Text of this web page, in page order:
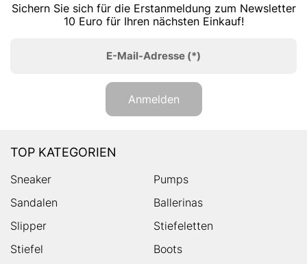
Sichern Sie sich für die Erstanmeldung zum Newsletter
10 Euro für Ihren nächsten Einkauf!
E-Mail-Adresse (*)
Anmelden
TOP KATEGORIEN
Sneaker
Pumps
Sandalen
Ballerinas
Slipper
Stiefeletten
Stiefel
Boots